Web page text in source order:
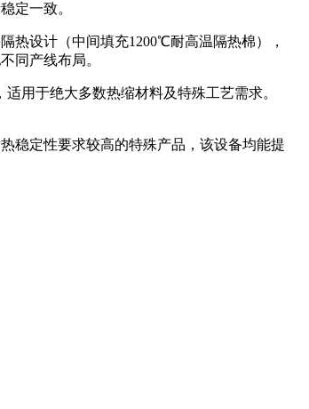
定一致。
热设计（中间填充1200℃耐高温隔热棉），
同产线布局。
用于绝大多数热缩材料及特殊工艺需求。
稳定性要求较高的特殊产品，该设备均能提